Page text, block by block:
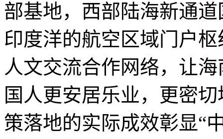
部基地，西部陆海新通
印度洋的航空区域门户
人文交流合作网络，让
国人更安居乐业，更密
策落地的实际成效彰显“